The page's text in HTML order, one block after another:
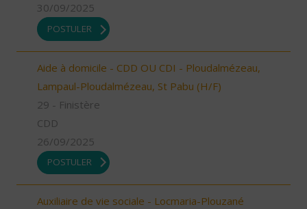
30/09/2025
POSTULER
Aide à domicile - CDD OU CDI - Ploudalmézeau,
Lampaul-Ploudalmézeau, St Pabu (H/F)
29 - Finistère
CDD
26/09/2025
POSTULER
Auxiliaire de vie sociale - Locmaria-Plouzané